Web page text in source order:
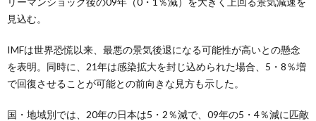
見込む。
IMFは世界恐慌以来、最悪の景気後退になる可能性が高いとの懸念
を表明。同時に、21年は感染拡大を封じ込められた場合、5・8％増
で回復させることが可能との前向きな見方も示した。
国・地域別では、20年の日本は5・2％減で、09年の5・4％減に匹敵